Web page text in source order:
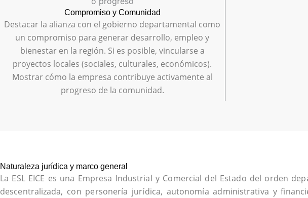
Compromiso y Comunidad
Destacar la alianza con el gobierno departamental como
un compromiso para generar desarrollo, empleo y
bienestar en la región. Si es posible, vincularse a
proyectos locales (sociales, culturales, económicos).
Mostrar cómo la empresa contribuye activamente al
progreso de la comunidad.
Naturaleza jurídica y marco general
La ESL EICE es una Empresa Industrial y Comercial del Estado del orden
descentralizada, con personería jurídica, autonomía administrativa y